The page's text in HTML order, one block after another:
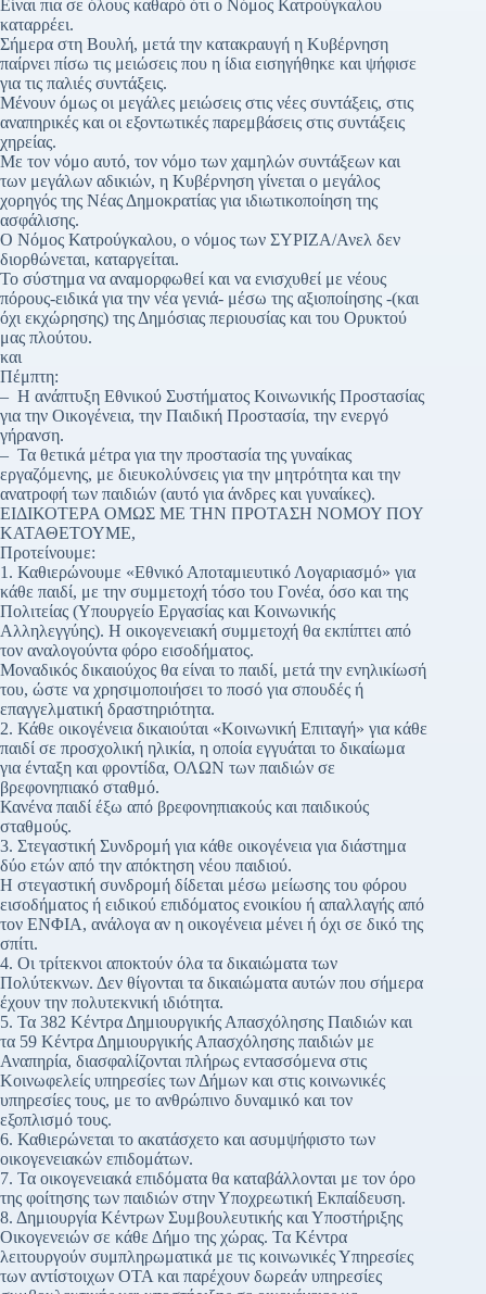
Είναι πια σε όλους καθαρό ότι ο Νόμος Κατρούγκαλου
καταρρέει.
Σήμερα στη Βουλή, μετά την κατακραυγή η Κυβέρνηση
παίρνει πίσω τις μειώσεις που η ίδια εισηγήθηκε και ψήφισε
για τις παλιές συντάξεις.
Μένουν όμως οι μεγάλες μειώσεις στις νέες συντάξεις, στις
αναπηρικές και οι εξοντωτικές παρεμβάσεις στις συντάξεις
χηρείας.
Με τον νόμο αυτό, τον νόμο των χαμηλών συντάξεων και
των μεγάλων αδικιών, η Κυβέρνηση γίνεται ο μεγάλος
χορηγός της Νέας Δημοκρατίας για ιδιωτικοποίηση της
ασφάλισης.
Ο Νόμος Κατρούγκαλου, ο νόμος των ΣΥΡΙΖΑ/Ανελ δεν
διορθώνεται, καταργείται.
Το σύστημα να αναμορφωθεί και να ενισχυθεί με νέους
πόρους-ειδικά για την νέα γενιά- μέσω της αξιοποίησης -(και
όχι εκχώρησης) της Δημόσιας περιουσίας και του Ορυκτού
μας πλούτου.
και
Πέμπτη:
– Η ανάπτυξη Εθνικού Συστήματος Κοινωνικής Προστασίας
για την Οικογένεια, την Παιδική Προστασία, την ενεργό
γήρανση.
– Τα θετικά μέτρα για την προστασία της γυναίκας
εργαζόμενης, με διευκολύνσεις για την μητρότητα και την
ανατροφή των παιδιών (αυτό για άνδρες και γυναίκες).
ΕΙΔΙΚΟΤΕΡΑ ΟΜΩΣ ΜΕ ΤΗΝ ΠΡΟΤΑΣΗ ΝΟΜΟΥ ΠΟΥ
ΚΑΤΑΘΕΤΟΥΜΕ,
Προτείνουμε:
1. Καθιερώνουμε «Εθνικό Αποταμιευτικό Λογαριασμό» για
κάθε παιδί, με την συμμετοχή τόσο του Γονέα, όσο και της
Πολιτείας (Υπουργείο Εργασίας και Κοινωνικής
Αλληλεγγύης). Η οικογενειακή συμμετοχή θα εκπίπτει από
τον αναλογούντα φόρο εισοδήματος.
Μοναδικός δικαιούχος θα είναι το παιδί, μετά την ενηλικίωσή
του, ώστε να χρησιμοποιήσει το ποσό για σπουδές ή
επαγγελματική δραστηριότητα.
2. Κάθε οικογένεια δικαιούται «Κοινωνική Επιταγή» για κάθε
παιδί σε προσχολική ηλικία, η οποία εγγυάται το δικαίωμα
για ένταξη και φροντίδα, ΟΛΩΝ των παιδιών σε
βρεφονηπιακό σταθμό.
Κανένα παιδί έξω από βρεφονηπιακούς και παιδικούς
σταθμούς.
3. Στεγαστική Συνδρομή για κάθε οικογένεια για διάστημα
δύο ετών από την απόκτηση νέου παιδιού.
Η στεγαστική συνδρομή δίδεται μέσω μείωσης του φόρου
εισοδήματος ή ειδικού επιδόματος ενοικίου ή απαλλαγής από
τον ΕΝΦΙΑ, ανάλογα αν η οικογένεια μένει ή όχι σε δικό της
σπίτι.
4. Οι τρίτεκνοι αποκτούν όλα τα δικαιώματα των
Πολύτεκνων. Δεν θίγονται τα δικαιώματα αυτών που σήμερα
έχουν την πολυτεκνική ιδιότητα.
5. Τα 382 Κέντρα Δημιουργικής Απασχόλησης Παιδιών και
τα 59 Κέντρα Δημιουργικής Απασχόλησης παιδιών με
Αναπηρία, διασφαλίζονται πλήρως εντασσόμενα στις
Κοινωφελείς υπηρεσίες των Δήμων και στις κοινωνικές
υπηρεσίες τους, με το ανθρώπινο δυναμικό και τον
εξοπλισμό τους.
6. Καθιερώνεται το ακατάσχετο και ασυμψήφιστο των
οικογενειακών επιδομάτων.
7. Τα οικογενειακά επιδόματα θα καταβάλλονται με τον όρο
της φοίτησης των παιδιών στην Υποχρεωτική Εκπαίδευση.
8. Δημιουργία Κέντρων Συμβουλευτικής και Υποστήριξης
Οικογενειών σε κάθε Δήμο της χώρας. Τα Κέντρα
λειτουργούν συμπληρωματικά με τις κοινωνικές Υπηρεσίες
των αντίστοιχων ΟΤΑ και παρέχουν δωρεάν υπηρεσίες